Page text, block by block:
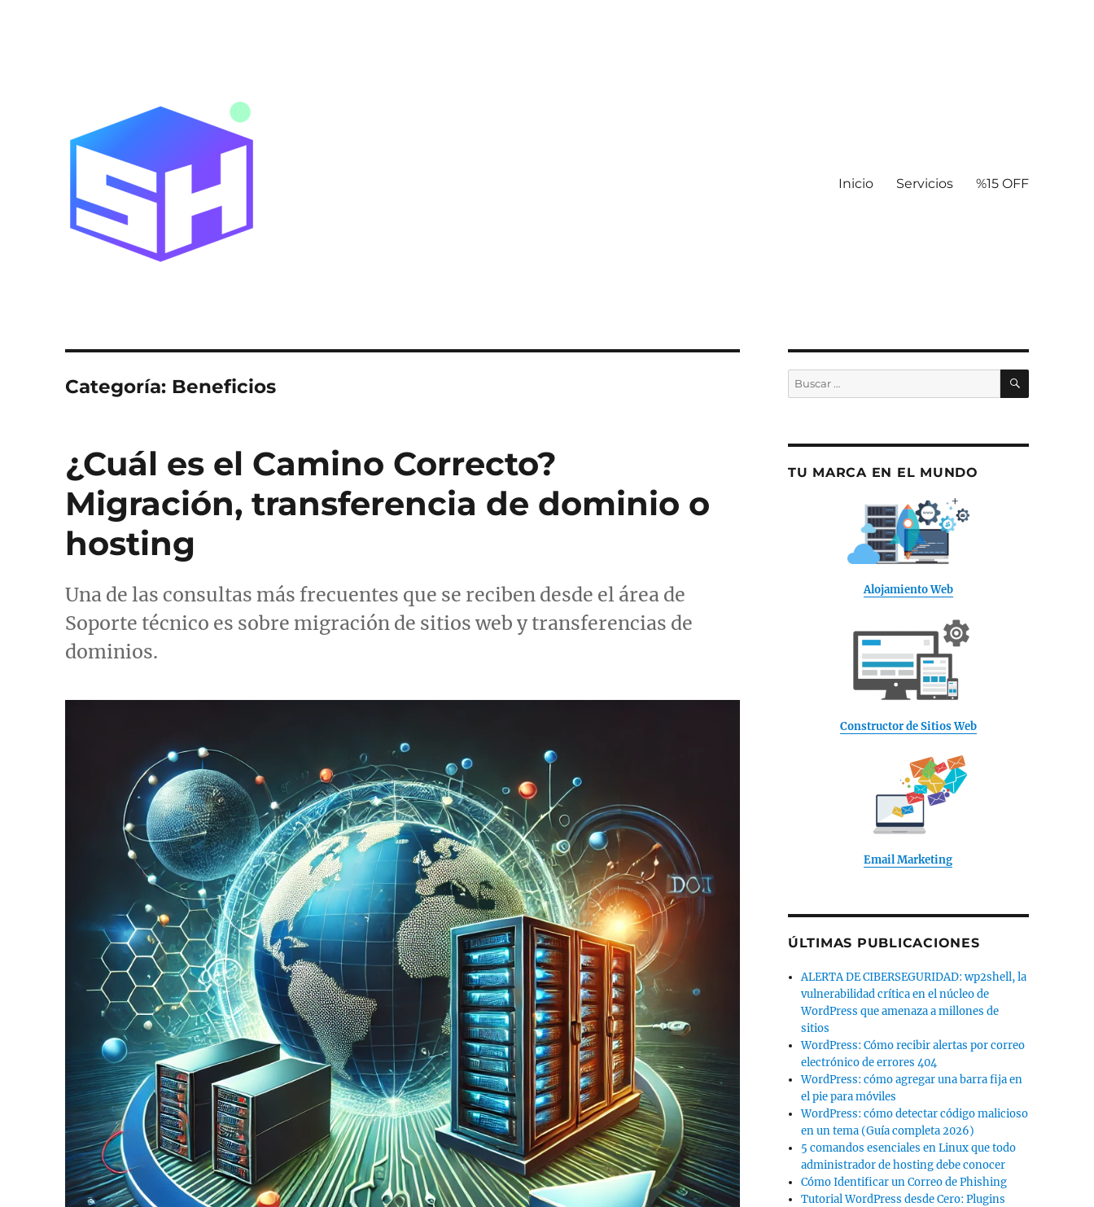
Inicio Servicios %15 OFF
Categoría: Beneficios
¿Cuál es el Camino Correcto?
Migración, transferencia de dominio o
hosting
Una de las consultas más frecuentes que se reciben desde el área de
Soporte técnico es sobre migración de sitios web y transferencias de
dominios.
Buscar
por:
BUSCAR
TU MARCA EN EL MUNDO
Alojamiento Web
Constructor de Sitios Web
Email Marketing
ÚLTIMAS PUBLICACIONES
ALERTA DE CIBERSEGURIDAD: wp2shell, la
vulnerabilidad crítica en el núcleo de
WordPress que amenaza a millones de
sitios
WordPress: Cómo recibir alertas por correo
electrónico de errores 404
WordPress: cómo agregar una barra fija en
el pie para móviles
WordPress: cómo detectar código malicioso
en un tema (Guía completa 2026)
5 comandos esenciales en Linux que todo
administrador de hosting debe conocer
Cómo Identificar un Correo de Phishing
Tutorial WordPress desde Cero: Plugins